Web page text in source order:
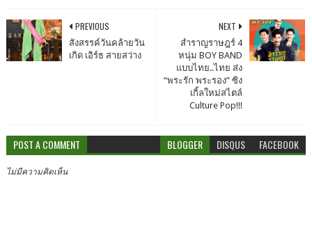
NEXT
สำราญราษฎร์ 4
หนุ่ม BOY BAND
แบบไทย..ไทย ส่ง
“พระรัก พระรอง” ซิง
เกิ้ลใหม่สไตล์
Culture Pop!!!
PREVIOUS
สังสรรค์วันคล้ายวัน
เกิด เอิร์ธ สายสว่าง
POST A COMMENT BLOGGER DISQUS FACEBOOK
ไม่มีความคิดเห็น